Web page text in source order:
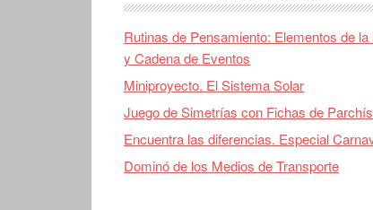
Rutinas de Pensamiento: Elementos de la
y Cadena de Eventos
Miniproyecto. El Sistema Solar
Juego de Simetrías con Fichas de Parchís
Encuentra las diferencias. Especial
Dominó de los Medios de Transporte